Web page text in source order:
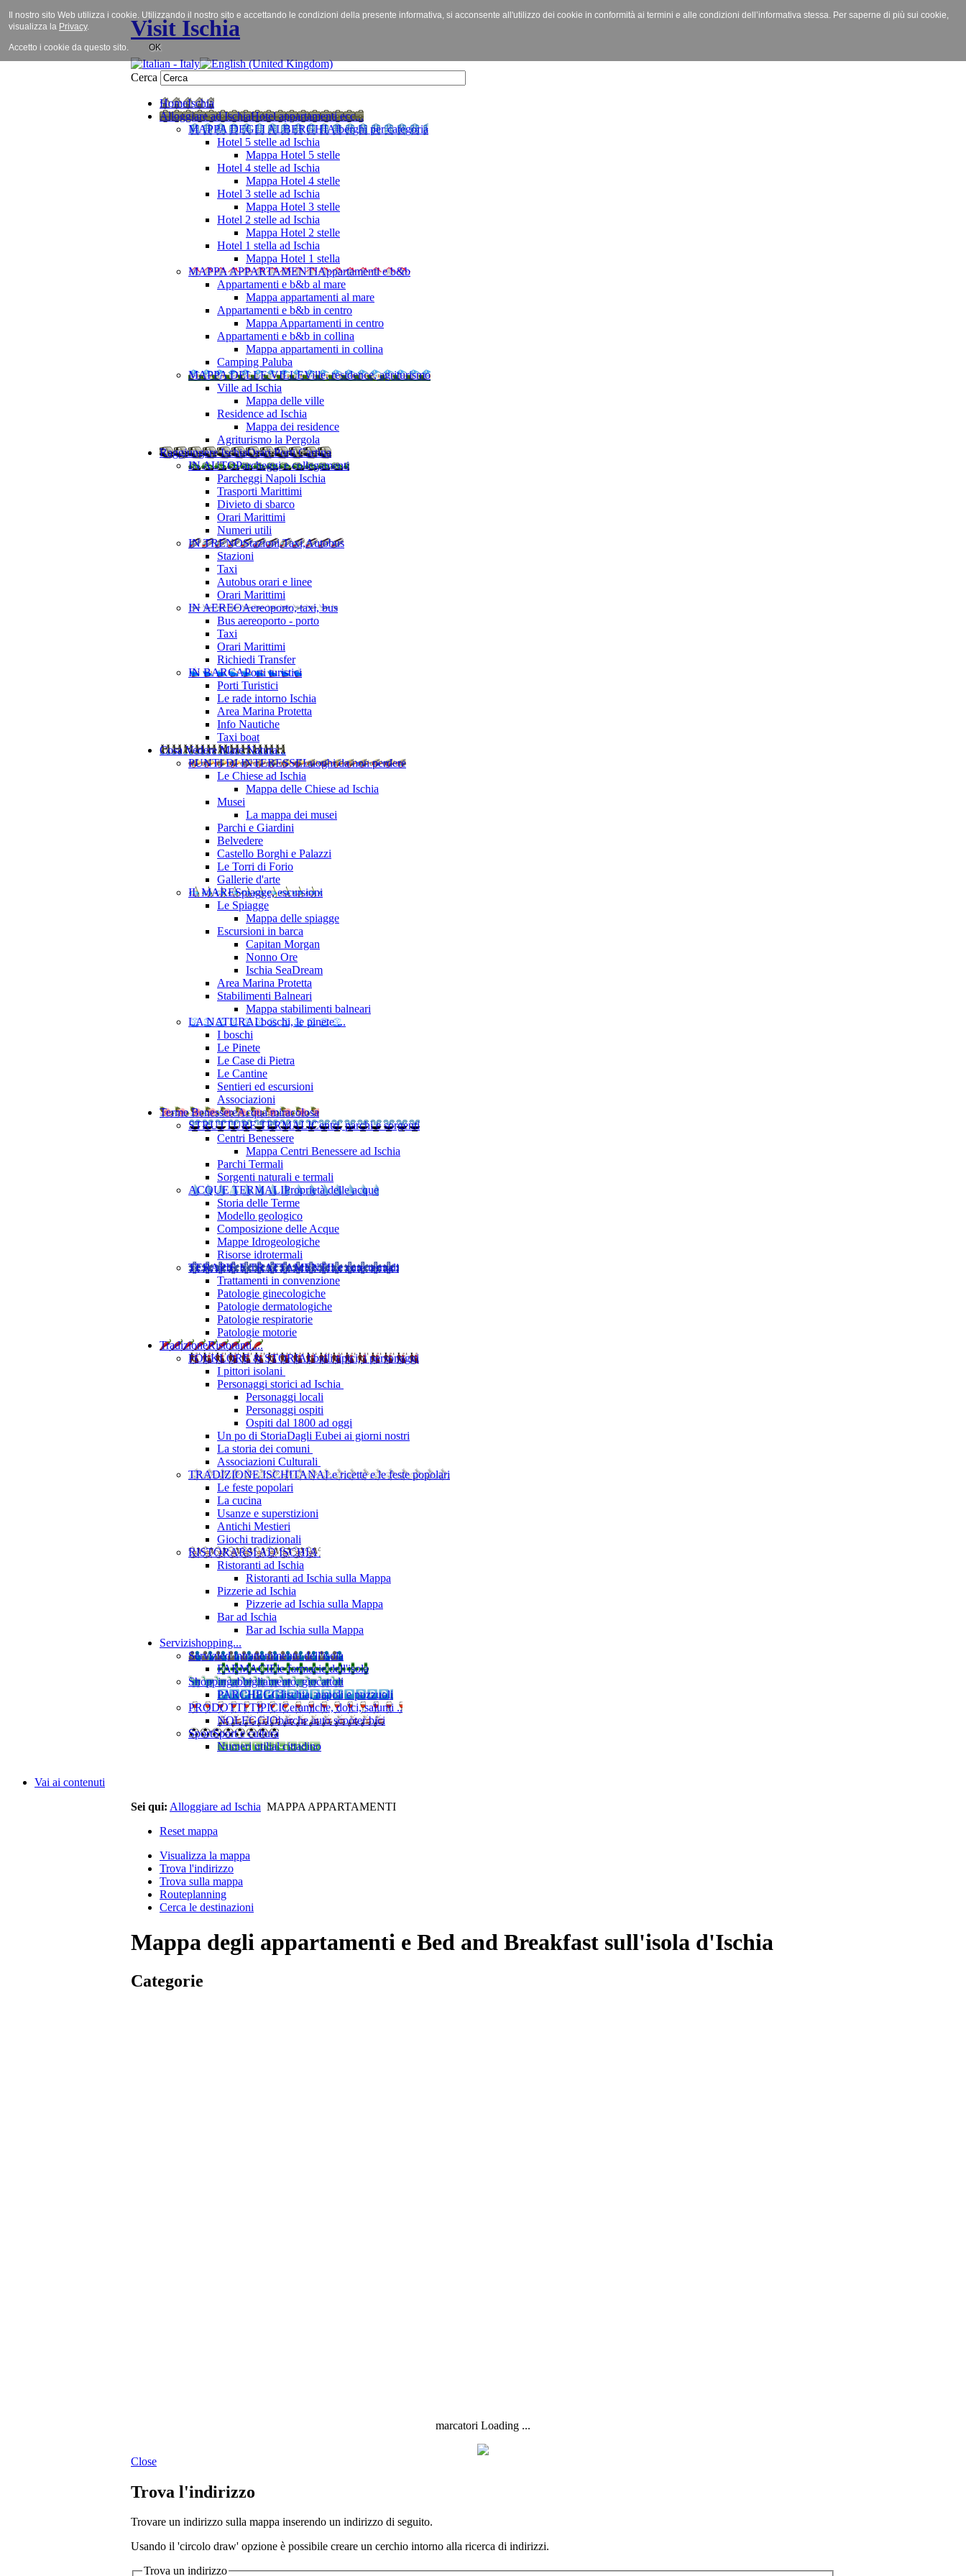
Visit Ischia
Cerca
HomeIschia
Alloggiare ad IschiaHotel appartamenti ecc...
MAPPA DEGLI ALBERGHIAlberghi per categoria
Hotel 5 stelle ad Ischia
Mappa Hotel 5 stelle
Hotel 4 stelle ad Ischia
Mappa Hotel 4 stelle
Hotel 3 stelle ad Ischia
Mappa Hotel 3 stelle
Hotel 2 stelle ad Ischia
Mappa Hotel 2 stelle
Hotel 1 stella ad Ischia
Mappa Hotel 1 stella
MAPPA APPARTAMENTIAppartamenti e b&b
Appartamenti e b&b al mare
Mappa appartamenti al mare
Appartamenti e b&b in centro
Mappa Appartamenti in centro
Appartamenti e b&b in collina
Mappa appartamenti in collina
Camping Paluba
MAPPA DELLE VILLEVille, residence, agriturismo
Ville ad Ischia
Mappa delle ville
Residence ad Ischia
Mappa dei residence
Agriturismo la Pergola
Raggiungere IschiaOrari Porti Cartina
IN AUTOParcheggi e collegamenti
Parcheggi Napoli Ischia
Trasporti Marittimi
Divieto di sbarco
Orari Marittimi
Numeri utili
IN TRENOStazioni,Taxi,Autobus
Stazioni
Taxi
Autobus orari e linee
Orari Marittimi
IN AEREOAereoporto, taxi, bus
Bus aereoporto - porto
Taxi
Orari Marittimi
Richiedi Transfer
IN BARCAPorti turistici
Porti Turistici
Le rade intorno Ischia
Area Marina Protetta
Info Nautiche
Taxi boat
Cosa VedereMare Natura ..
PUNTI DI INTERESSELuoghi da non perdere
Le Chiese ad Ischia
Mappa delle Chiese ad Ischia
Musei
La mappa dei musei
Parchi e Giardini
Belvedere
Castello Borghi e Palazzi
Le Torri di Forio
Gallerie d'arte
IL MARESpiagge, escursioni
Le Spiagge
Mappa delle spiagge
Escursioni in barca
Capitan Morgan
Nonno Ore
Ischia SeaDream
Area Marina Protetta
Stabilimenti Balneari
Mappa stabilimenti balneari
LA NATURAI boschi, le pinete ...
I boschi
Le Pinete
Le Case di Pietra
Le Cantine
Sentieri ed escursioni
Associazioni
Terme BenessereAcqua miracolosa
STRUTTURE TERMALICentri, parchi e sorgenti
Centri Benessere
Mappa Centri Benessere ad Ischia
Parchi Termali
Sorgenti naturali e termali
ACQUE TERMALIProprietà delle acque
Storia delle Terme
Modello geologico
Composizione delle Acque
Mappe Idrogeologiche
Risorse idrotermali
TERAPIE E TRATTAMENTILe cure termali
Trattamenti in convenzione
Patologie ginecologiche
Patologie dermatologiche
Patologie respiratorie
Patologie motorie
TradizioneRistoranti....
FOLKLORE & STORIAI balli tipici, i personaggi
I pittori isolani
Personaggi storici ad Ischia
Personaggi locali
Personaggi ospiti
Ospiti dal 1800 ad oggi
Un po di StoriaDagli Eubei ai giorni nostri
La storia dei comuni
Associazioni Culturali
TRADIZIONE ISCHITANALe ricette e le feste popolari
Le feste popolari
La cucina
Usanze e superstizioni
Antichi Mestieri
Giochi tradizionali
RISTORARSI AD ISCHIA
Ristoranti ad Ischia
Ristoranti ad Ischia sulla Mappa
Pizzerie ad Ischia
Pizzerie ad Ischia sulla Mappa
Bar ad Ischia
Bar ad Ischia sulla Mappa
Servizishopping...
Servizied intrattenimento dell'isola
FARMACIEle farmacie dell'isola
Shoppingabbigliamento, giocattoli
PARCHEGGIischia, napoli e pozzuoli
PRODOTTI TIPICICeramiche, dolci, salumi ..
NOLEGGIObarche auto scooter bici
SportSport e cultura
Numeri utilial cittadino
Vai ai contenuti
Sei qui: Alloggiare ad Ischia MAPPA APPARTAMENTI
Reset mappa
Visualizza la mappa
Trova l'indirizzo
Trova sulla mappa
Routeplanning
Cerca le destinazioni
Mappa degli appartamenti e Bed and Breakfast sull'isola d'Ischia
Categorie
marcatori Loading ...
Close
Trova l'indirizzo
Trovare un indirizzo sulla mappa inserendo un indirizzo di seguito.
Usando il 'circolo draw' opzione è possibile creare un cerchio intorno alla ricerca di indirizzi.
Trova un indirizzo
Il nostro sito Web utilizza i cookie. Utilizzando il nostro sito e accettando le condizioni della presente informativa, si acconsente all'utilizzo dei cookie in conformità ai termini e alle condizioni dell’informativa stessa. Per saperne di più sui cookie,
visualizza la Privacy.
Accetto i cookie da questo sito. OK